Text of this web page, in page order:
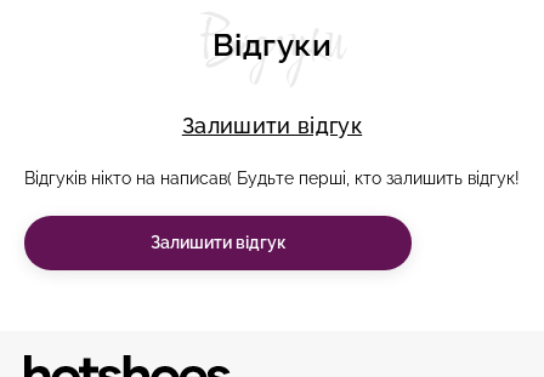
Відгуки
Відгуки
Залишити відгук
Відгуків нікто на написав( Будьте перші, кто залишить відгук!
Залишити відгук